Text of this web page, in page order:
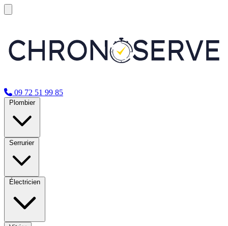
09 72 51 99 85
Plombier
Serrurier
Électricien